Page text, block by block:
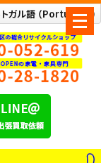
メ
ニ
ュ
ー